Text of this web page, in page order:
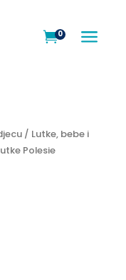
a
0
/ Lutke, bebe i
Polesie